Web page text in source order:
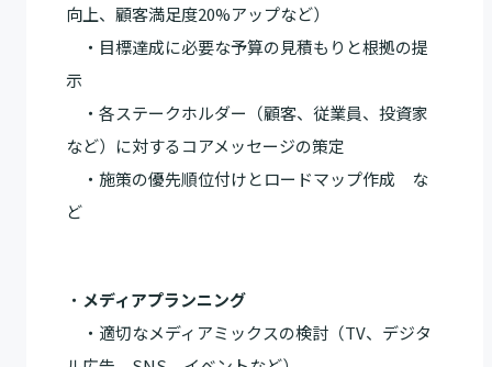
向上、顧客満足度20%アップなど）
・目標達成に必要な予算の見積もりと根拠の提
示
・各ステークホルダー（顧客、従業員、投資家
など）に対するコアメッセージの策定
・施策の優先順位付けとロードマップ作成 な
ど
・ メディアプランニング
・適切なメディアミックスの検討（TV、デジタ